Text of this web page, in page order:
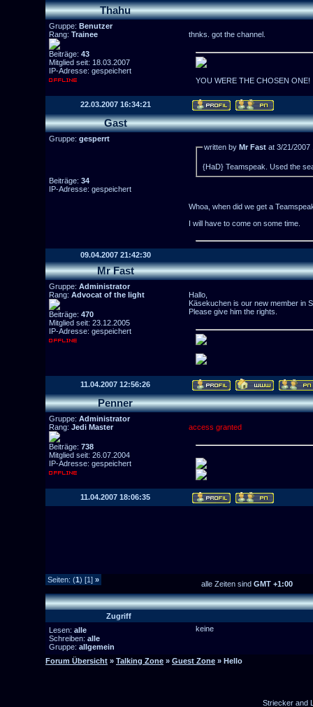
Thahu
Gruppe: Benutzer
Rang: Trainee
Beiträge: 43
Mitglied seit: 18.03.2007
IP-Adresse: gespeichert
thnks. got the channel.
YOU WERE THE CHOSEN ONE!
22.03.2007 16:34:21
Gast
Gruppe: gesperrt
Beiträge: 34
IP-Adresse: gespeichert
written by Mr Fastat 3/21/2007
{HaD} Teamspeak. Used the
Whoa, when did we get a
I will have to come on some time.
09.04.2007 21:42:30
Mr Fast
Gruppe: Administrator
Rang: Advocat of the light
Beiträge: 470
Mitglied seit: 23.12.2005
IP-Adresse: gespeichert
Hallo,
Käsekuchen is our new member in
Please give him the rights.
11.04.2007 12:56:26
Penner
Gruppe: Administrator
Rang: Jedi Master
Beiträge: 738
Mitglied seit: 26.07.2004
IP-Adresse: gespeichert
access granted
11.04.2007 18:06:35
Seiten: (1) [1] » alle Zeiten sind GMT +1:00
Zugriff
Lesen: alle
Schreiben: alle
Gruppe: allgemein
keine
Forum Übersicht » Talking Zone » Guest Zone » Hello
Striecker and